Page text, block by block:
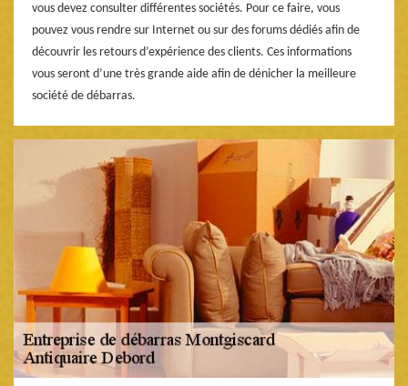
vous devez consulter différentes sociétés. Pour ce faire, vous
pouvez vous rendre sur Internet ou sur des forums dédiés afin de
découvrir les retours d’expérience des clients. Ces informations
vous seront d’une très grande aide afin de dénicher la meilleure
société de débarras.